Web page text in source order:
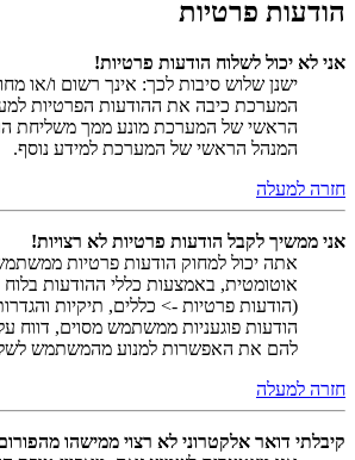
הודעות פרטיות
אני לא יכול לשלוח הודעות פרטיות!
ישנן שלוש סיבות לכך: אינך רשום ו/או
המערכת כיבה את ההודעות הפרטיות
הראשי של המערכת מונע ממך משליחת
המנהל הראשי של המערכת למידע נוסף.
חזרה למעלה
אני ממשיך לקבל הודעות פרטיות לא רצויות!
אתה יכול למחוק הודעות פרטיות
אוטומטית, באמצעות כללי ההודעות
(הודעות פרטיות -> כללים, תיקיות
הודעות פוגעניות ממשתמש מסוים, דווח
להם את האפשרות למנוע מהמשתמש
חזרה למעלה
קיבלתי דואר אלקטרוני לא רצוי ממישהו